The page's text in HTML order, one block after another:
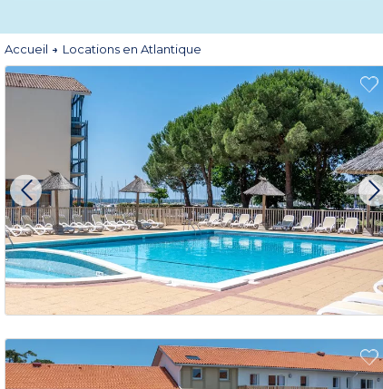
Accueil Locations en Atlantique